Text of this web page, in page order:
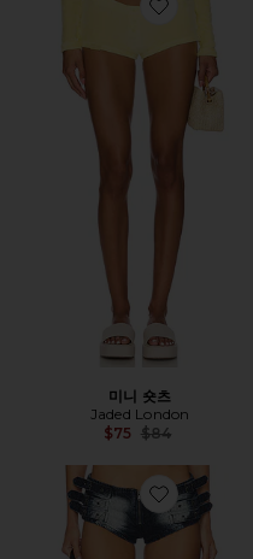
Favorite 미니
미니 숏츠
Jaded London
$75 Previous price:
$84
Favorite ZIP